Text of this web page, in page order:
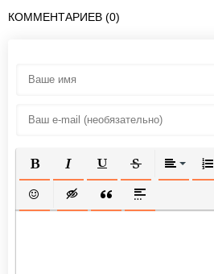
КОММЕНТАРИЕВ (0)
ПОЛУЖИРНЫЙ
КУРСИВПОДЧЕРКНУТЫЙ
ЗАЧЕРКНУТЫЙ
ВСТАВИТЬ СМАЙЛИК
ВСТАВКА СКРЫТОГО
ВСТАВКА ЦИТАТЫ
ВСТАВКА